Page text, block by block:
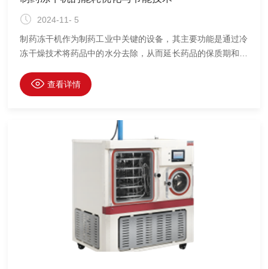
2024-11- 5
制药冻干机作为制药工业中关键的设备，其主要功能是通过冷
冻干燥技术将药品中的水分去除，从而延长药品的保质期和稳
如何优化能耗和采用节能技术成为制药企业关注的焦点。本文
将探讨该设备的能耗优化策略和节能技术。
查看详情